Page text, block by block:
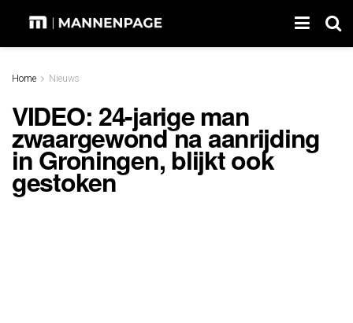
Home Nieuws
VIDEO: 24-jarige man
zwaargewond na aanrijding
in Groningen, blijkt ook
gestoken